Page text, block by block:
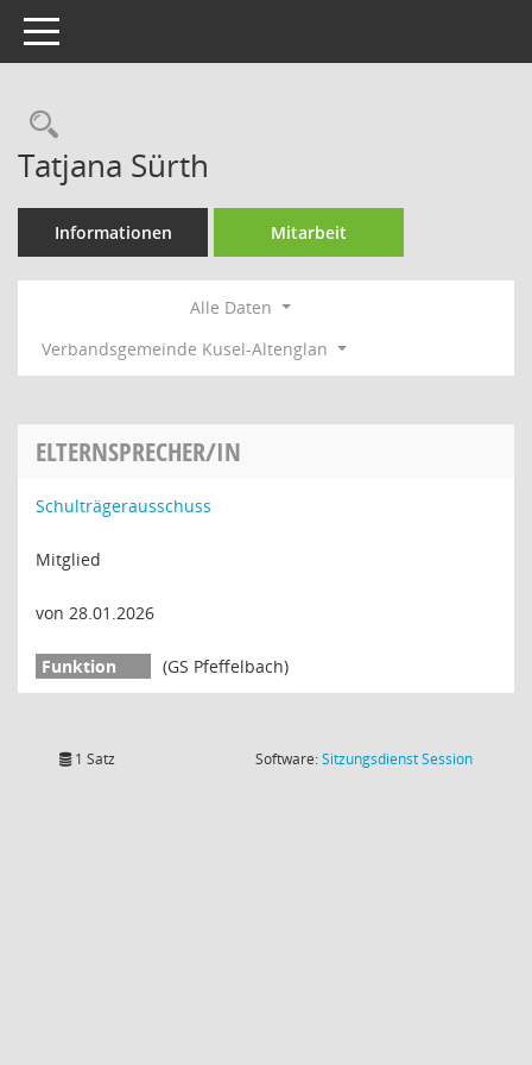
Toggle navigation
Rechercheauswahl
Tatjana Sürth
Informationen Mitarbeit
Alle Daten
Verbandsgemeinde Kusel-Altenglan
ELTERNSPRECHER/IN
Schulträgerausschuss
Mitglied
von 28.01.2026
(GS Pfeffelbach)
1 Satz Software:SitzungsdienstSession(Wird in